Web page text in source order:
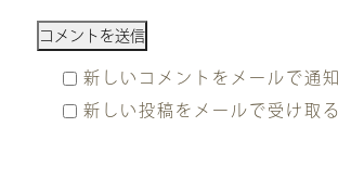
新しいコメントをメールで通知
新しい投稿をメールで受け取る